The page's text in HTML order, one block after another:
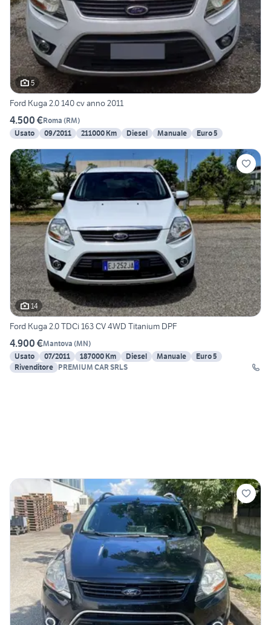
5
Ford Kuga 2.0 140 cv anno 2011
4.500 €Roma (RM)
Usato
09/2011 211000 Km Diesel Manuale Euro 5
14
Ford Kuga 2.0 TDCi 163 CV 4WD Titanium DPF
4.900 €Mantova (MN)
Usato
07/2011 187000 Km Diesel Manuale
Euro 5
Rivenditore PREMIUM CAR SRLS